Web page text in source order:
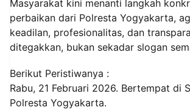
Masyarakat kini menanti langkah
perbaikan dari Polresta Yogyakarta,
keadilan, profesionalitas, dan
ditegakkan, bukan sekadar slogan
Berikut Peristiwanya :
Rabu, 21 Februari 2026. Bertempat di
Polresta Yogyakarta.